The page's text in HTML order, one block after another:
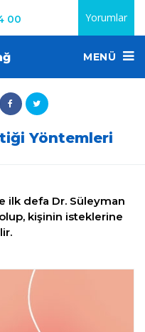
00 Yorumlar
MENÜ
Yöntemleri
ilk defa Dr. Süleyman
kişinin isteklerine